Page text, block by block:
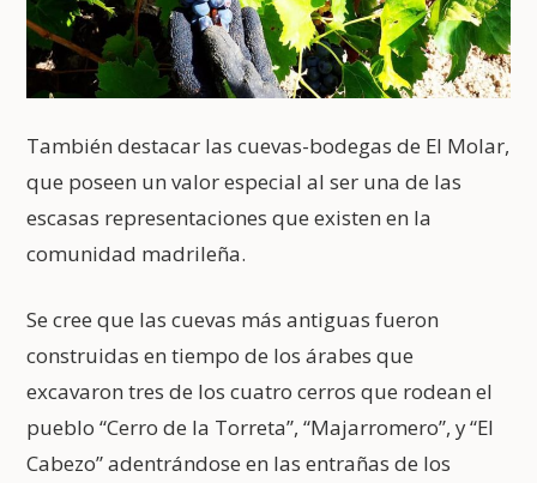
También destacar las cuevas-bodegas de El Molar,
que poseen un valor especial al ser una de las
escasas representaciones que existen en la
comunidad madrileña.
Se cree que las cuevas más antiguas fueron
construidas en tiempo de los árabes que
excavaron tres de los cuatro cerros que rodean el
pueblo “Cerro de la Torreta”, “Majarromero”, y “El
Cabezo” adentrándose en las entrañas de los